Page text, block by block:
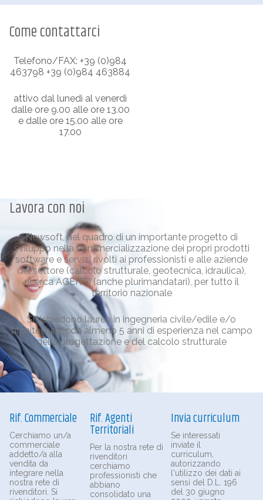
Come contattarci
Telefono/FAX: +39 (0)984
463798 +39 (0)984 463884
attivo dal lunedì al venerdì
dalle ore 9.00 alle ore 13.00
e dalle ore 15.00 alle ore
17.00
Lavora con noi
Newsoft, nel quadro di un importante progetto di
sviluppo nella commercializzazione dei propri prodotti
software e servizi rivolti ai professionisti e alle aziende
del settore (calcolo strutturale, geotecnica, idraulica),
ricerca AGENTI (anche plurimandatari), per tutto il
territorio nazionale
Si richiedono laurea in ingegneria civile/edile e/o
architettura, con almeno 5 anni di esperienza nel campo
della progettazione e del calcolo strutturale
Rif. Commerciale
Cerchiamo un/a
commerciale
addetto/a alla
vendita da
integrare nella
nostra rete di
rivenditori. Si
Rif. Agenti
Territoriali
Per la nostra rete di
rivenditori
cerchiamo
professionisti che
abbiano
consolidato una
Invia curriculum
Se interessati
inviate il
curriculum,
autorizzando
l'utilizzo dei dati ai
sensi del D.L. 196
del 30 giugno